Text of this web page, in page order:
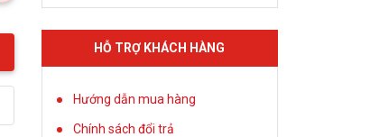
HỖ TRỢ KHÁCH HÀNG
Hướng dẫn mua hàng
Chính sách đổi trả